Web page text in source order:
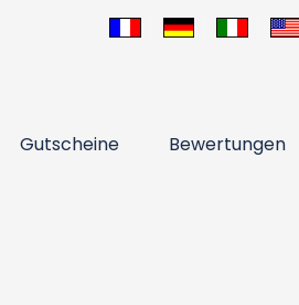
Gutscheine Bewertungen